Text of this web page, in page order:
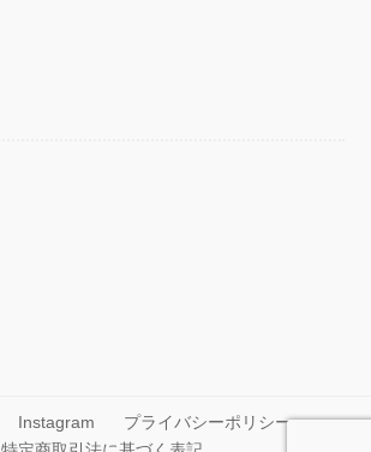
Instagram
プライバシーポリシー